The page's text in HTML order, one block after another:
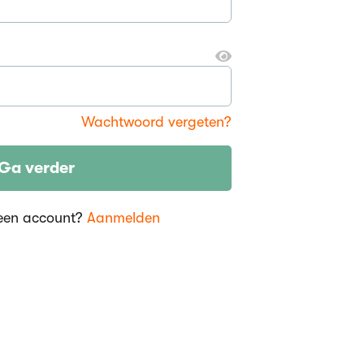
Wachtwoord vergeten?
verder
account? Aanmelden